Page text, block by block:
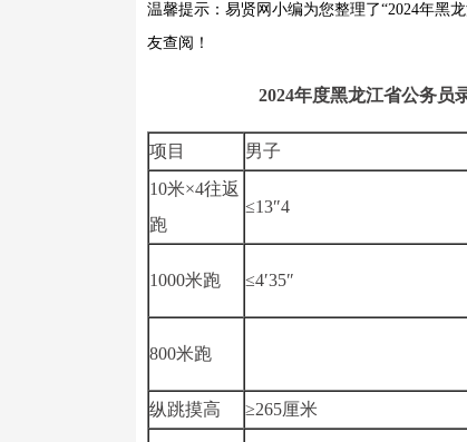
温馨提示：易贤网小编为您整理了“2024年黑
友查阅！
2024年度黑龙江省公务员
项目 男子
10米×4往返
跑
≤13″4
1000米跑 ≤4′35″
800米跑
纵跳摸高 ≥265厘米